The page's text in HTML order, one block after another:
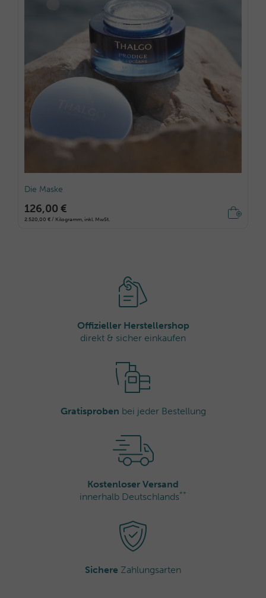
Die Maske
126,00 €
2.520,00 € / Kilogramm, inkl. MwSt.
Offizieller Herstellershop
direkt & sicher einkaufen
Gratisproben bei jeder Bestellung
Kostenloser Versand
innerhalb Deutschlands**
Sichere Zahlungsarten